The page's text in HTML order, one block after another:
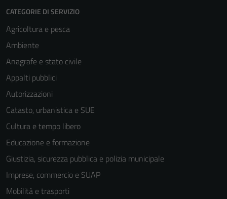
CATEGORIE DI SERVIZIO
Agricoltura e pesca
Ambiente
Anagrafe e stato civile
Appalti pubblici
Autorizzazioni
Catasto, urbanistica e SUE
Cultura e tempo libero
Educazione e formazione
Giustizia, sicurezza pubblica e polizia municipale
Imprese, commercio e SUAP
Mobilità e trasporti